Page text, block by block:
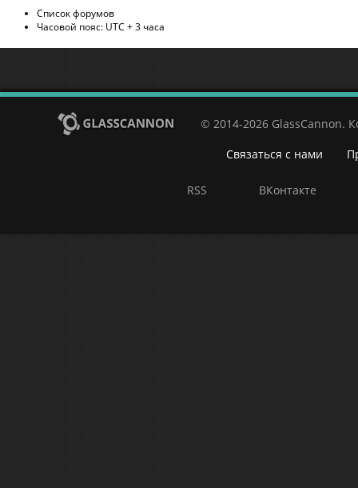
Список форумов
Часовой пояс: UTC + 3 часа
© 2014-2026 GlassCannon.
Связаться с нами
RSS ВКонтакте